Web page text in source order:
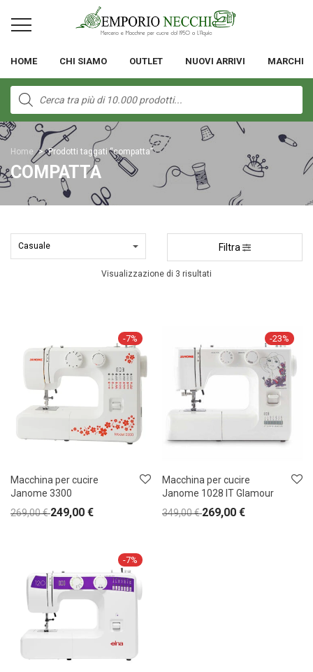
HOME CHI SIAMO OUTLET NUOVI ARRIVI MARCHI
Products
search
Home > Prodotti taggati “compatta”
COMPATTA
Filtra
Visualizzazione di 3 risultati
-7%
Macchina per cucire
Janome 3300
269,00€ 249,00 €
-23%
Macchina per cucire
Janome 1028 IT Glamour
349,00€ 269,00 €
-7%